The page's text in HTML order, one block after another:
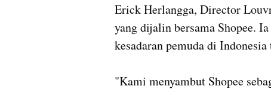
Erick Herlangga, Director
yang dijalin bersama Shopee.
kesadaran pemuda di Indonesia
"Kami menyambut Shopee